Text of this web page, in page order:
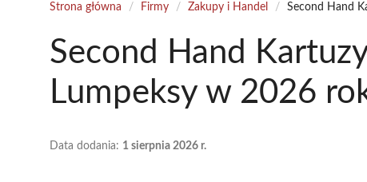
Strona główna / Firmy / Zakupy i Handel / Second Hand
Second Hand
Lumpeksy w 2026
Data dodania: 1 sierpnia 2026 r.